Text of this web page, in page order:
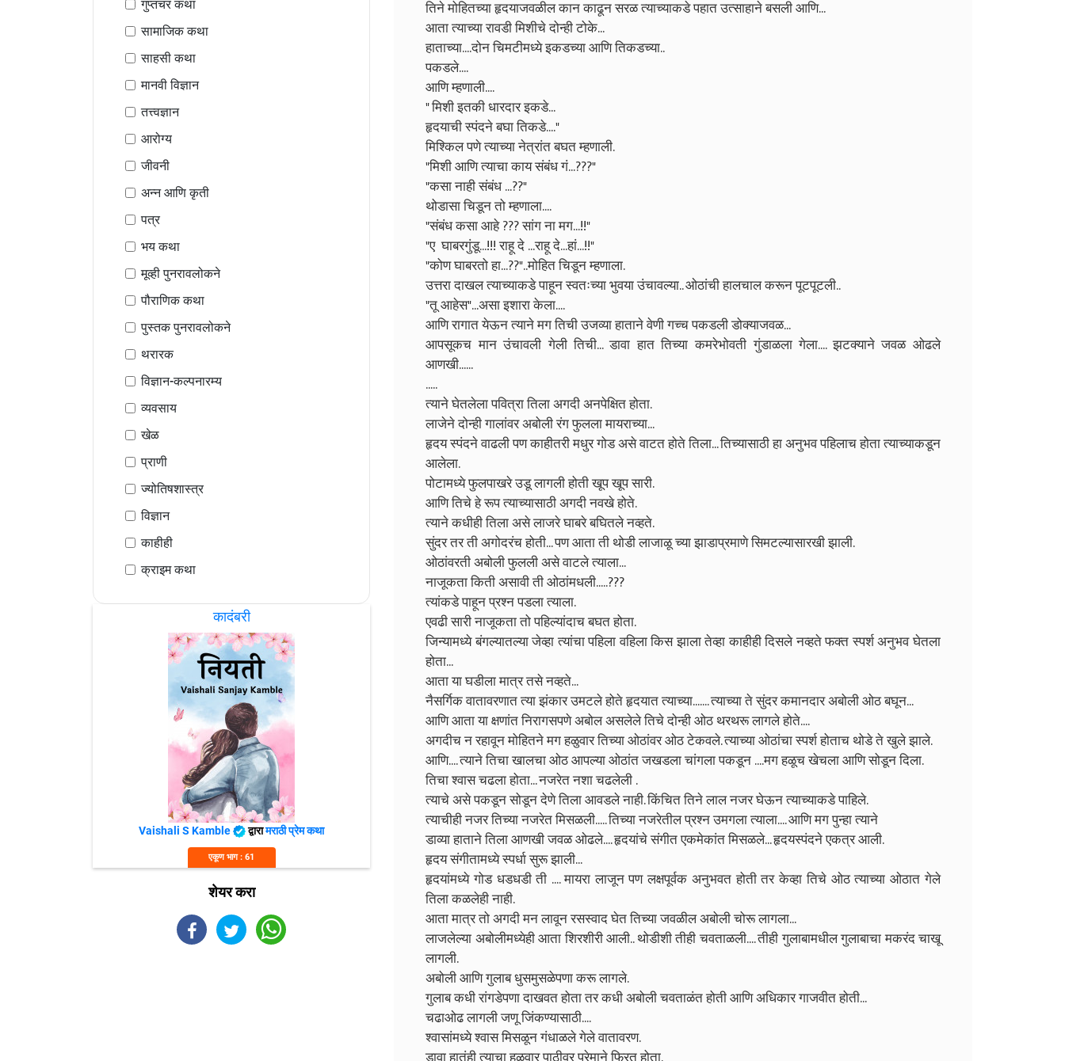
गुप्तचर कथा
सामाजिक कथा
साहसी कथा
मानवी विज्ञान
तत्त्वज्ञान
आरोग्य
जीवनी
अन्न आणि कृती
पत्र
भय कथा
मूव्ही पुनरावलोकने
पौराणिक कथा
पुस्तक पुनरावलोकने
थरारक
विज्ञान-कल्पनारम्य
व्यवसाय
खेळ
प्राणी
ज्योतिषशास्त्र
विज्ञान
काहीही
क्राइम कथा
कादंबरी
Vaishali S Kamble द्वारामराठी प्रेम कथा
एकूण भाग : 61
शेयर करा
तिने मोहितच्या हृदयाजवळील कान काढून सरळ त्याच्याकडे पहात उत्साहाने बसली आणि...
आता त्याच्या रावडी मिशीचे दोन्ही टोके...
हाताच्या....दोन चिमटीमध्ये इकडच्या आणि तिकडच्या..
पकडले....
आणि म्हणाली....
" मिशी इतकी धारदार इकडे...
हृदयाची स्पंदने बघा तिकडे...."
मिश्किल पणे त्याच्या नेत्रांत बघत म्हणाली.
"मिशी आणि त्याचा काय संबंध गं...???"
"कसा नाही संबंध ...??"
थोडासा चिडून तो म्हणाला....
"संबंध कसा आहे ??? सांग ना मग...!!"
"ए घाबरगुंडू...!!! राहू दे ...राहू दे...हां...!!"
"कोण घाबरतो हा...??"..मोहित चिडून म्हणाला.
उत्तरा दाखल त्याच्याकडे पाहून स्वतःच्या भुवया उंचावल्या.. ओठांची हालचाल करून पूटपूटली..
"तू आहेस"...असा इशारा केला....
आणि रागात येऊन त्याने मग तिची उजव्या हाताने वेणी गच्च पकडली डोक्याजवळ...
आपसूकच मान उंचावली गेली तिची... डावा हात तिच्या कमरेभोवती गुंडाळला गेला.... झटक्याने जवळ ओढले
आणखी......
.....
त्याने घेतलेला पवित्रा तिला अगदी अनपेक्षित होता.
लाजेने दोन्ही गालांवर अबोली रंग फुलला मायराच्या...
हृदय स्पंदने वाढली पण काहीतरी मधुर गोड असे वाटत होते तिला... तिच्यासाठी हा अनुभव पहिलाच होता त्याच्याकडून
आलेला.
पोटामध्ये फुलपाखरे उडू लागली होती खूप खूप सारी.
आणि तिचे हे रूप त्याच्यासाठी अगदी नवखे होते.
त्याने कधीही तिला असे लाजरे घाबरे बघितले नव्हते.
सुंदर तर ती अगोदरंच होती... पण आता ती थोडी लाजाळू च्या झाडाप्रमाणे सिमटल्यासारखी झाली.
ओठांवरती अबोली फुलली असे वाटले त्याला...
नाजूकता किती असावी ती ओठांमधली.....???
त्यांकडे पाहून प्रश्न पडला त्याला.
एवढी सारी नाजूकता तो पहिल्यांदाच बघत होता.
जिन्यामध्ये बंगल्यातल्या जेव्हा त्यांचा पहिला वहिला किस झाला तेव्हा काहीही दिसले नव्हते फक्त स्पर्श अनुभव घेतला
होता...
आता या घडीला मात्र तसे नव्हते...
नैसर्गिक वातावरणात त्या झंकार उमटले होते हृदयात त्याच्या....... त्याच्या ते सुंदर कमानदार अबोली ओठ बघून...
आणि आता या क्षणांत निरागसपणे अबोल असलेले तिचे दोन्ही ओठ थरथरू लागले होते....
अगदीच न रहावून मोहितने मग हळुवार तिच्या ओठांवर ओठ टेकवले. त्याच्या ओठांचा स्पर्श होताच थोडे ते खुले झाले.
आणि.... त्याने तिचा खालचा ओठ आपल्या ओठांत जखडला चांगला पकडून ....मग हळूच खेचला आणि सोडून दिला.
तिचा श्वास चढला होता... नजरेत नशा चढलेली .
त्याचे असे पकडून सोडून देणे तिला आवडले नाही. किंचित तिने लाल नजर घेऊन त्याच्याकडे पाहिले.
त्याचीही नजर तिच्या नजरेत मिसळली..... तिच्या नजरेतील प्रश्न उमगला त्याला.... आणि मग पुन्हा त्याने
डाव्या हाताने तिला आणखी जवळ ओढले.... हृदयांचे संगीत एकमेकांत मिसळले... हृदयस्पंदने एकत्र आली.
हृदय संगीतामध्ये स्पर्धा सुरू झाली...
हृदयांमध्ये गोड धडधडी ती .... मायरा लाजून पण लक्षपूर्वक अनुभवत होती तर केव्हा तिचे ओठ त्याच्या ओठात गेले
तिला कळलेही नाही.
आता मात्र तो अगदी मन लावून रसस्वाद घेत तिच्या जवळील अबोली चोरू लागला...
लाजलेल्या अबोलीमध्येही आता शिरशीरी आली.. थोडीशी तीही चवताळली.... तीही गुलाबामधील गुलाबाचा मकरंद चाखू
लागली.
अबोली आणि गुलाब धुसमुसळेपणा करू लागले.
गुलाब कधी रांगडेपणा दाखवत होता तर कधी अबोली चवताळंत होती आणि अधिकार गाजवीत होती...
चढाओढ लागली जणू जिंकण्यासाठी....
श्वासांमध्ये श्वास मिसळून गंधाळले गेले वातावरण.